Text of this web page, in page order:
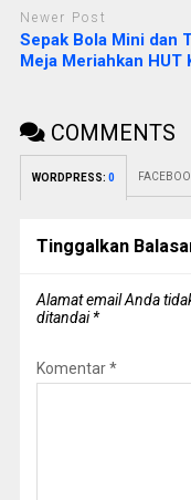
Newer Post
Sepak Bola Mini dan
Meja Meriahkan HUT
COMMENTS
WORDPRESS: 0
Tinggalkan
Alamat email Anda
ditandai*
Komentar*